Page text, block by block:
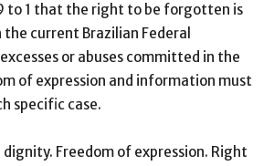
to 1 that the right to be forgotten is
current Brazilian Federal
or abuses committed in the
of expression and information must
specific case.
dignity. Freedom of expression. Right